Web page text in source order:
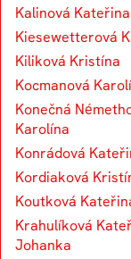
Kalinová Kateřina
Kiesewetterová
Kiliková Kristína
Kocmanová
Konečná
Karolína
Konrádová
Kordiaková
Koutková
Krahulíková
Johanka